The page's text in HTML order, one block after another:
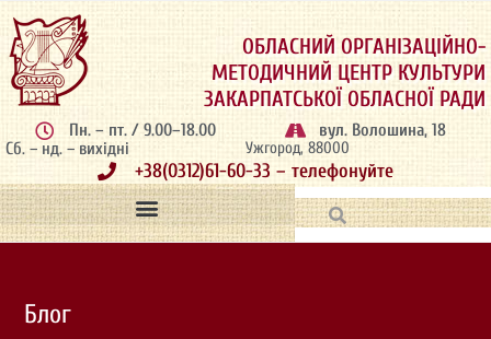
ОБЛАСНИЙ ОРГАНІЗАЦІЙНО-
МЕТОДИЧНИЙ ЦЕНТР КУЛЬТУРИ
ЗАКАРПАТСЬКОЇ ОБЛАСНОЇ РАДИ
Пн. – пт. / 9.00–18.00
Сб. – нд. – вихідні
вул. Волошина, 18
Ужгород, 88000
+38(0312)61-60-33 – телефонуйте
Блог